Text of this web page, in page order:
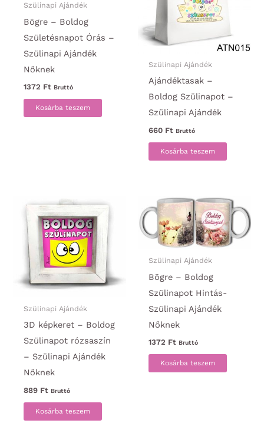
Szülinapi Ajándék
Bögre – Boldog
Születésnapot Órás –
Szülinapi Ajándék
Nőknek
1372 Ft Bruttó
Kosárba teszem
Szülinapi Ajándék
Ajándéktasak –
Boldog Szülinapot –
Szülinapi Ajándék
660 Ft Bruttó
Kosárba teszem
Szülinapi Ajándék
3D képkeret – Boldog
Szülinapot rózsaszín
– Szülinapi Ajándék
Nőknek
889 Ft Bruttó
Kosárba teszem
Szülinapi Ajándék
Bögre – Boldog
Szülinapot Hintás-
Szülinapi Ajándék
Nőknek
1372 Ft Bruttó
Kosárba teszem